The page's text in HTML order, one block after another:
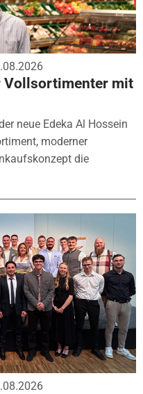
Vollsortimenter mit
neue Edeka Al Hossein
moderner
die